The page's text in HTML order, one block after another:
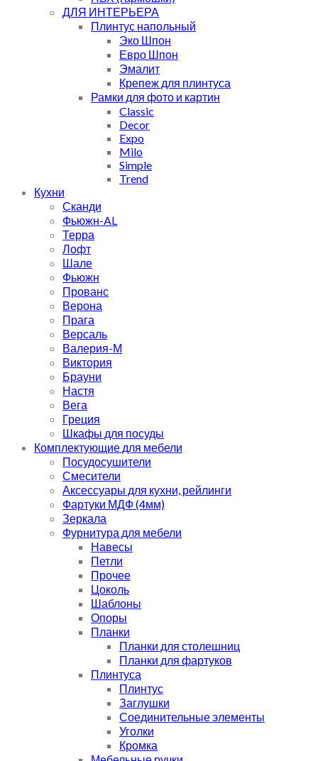
ДЛЯ ИНТЕРЬЕРА
Плинтус напольный
Эко Шпон
Евро Шпон
Эмалит
Крепеж для плинтуса
Рамки для фото и картин
Classic
Decor
Expo
Milo
Simple
Trend
Кухни
Сканди
Фьюжн-AL
Терра
Лофт
Шале
Фьюжн
Прованс
Верона
Прага
Версаль
Валерия-М
Виктория
Брауни
Настя
Вега
Греция
Шкафы для посуды
Комплектующие для мебели
Посудосушители
Смесители
Аксессуары для кухни, рейлинги
Фартуки МДФ (4мм)
Зеркала
Фурнитура для мебели
Навесы
Петли
Прочее
Цоколь
Шаблоны
Опоры
Планки
Планки для столешниц
Планки для фартуков
Плинтуса
Плинтус
Заглушки
Соединительные элементы
Уголки
Кромка